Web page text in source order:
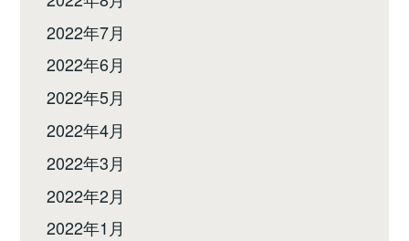
2022年7月
2022年6月
2022年5月
2022年4月
2022年3月
2022年2月
2022年1月